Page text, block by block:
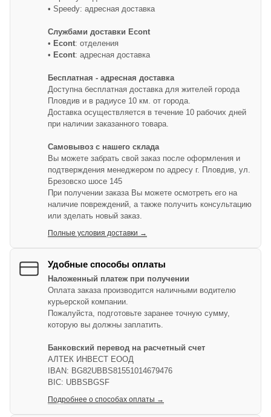
• Speedy: адресная доставка
Службами доставки Econt
• Econt: отделения
• Econt: адресная доставка
Бесплатная - адресная доставка
Доступна бесплатная доставка для жителей города
Пловдив и в радиусе 10 км. от города.
Доставка осуществляется в течение 10 рабочих дней
при наличии заказанного товара.
Самовывоз с нашего склада
Вы можете забрать свой заказ после оформления и
подтверждения менеджером по адресу г. Пловдив, ул.
Брезовско шосе 145
При получении заказа Вы можете осмотреть его на
наличие повреждений, а также получить консультацию
или зделать новый заказ.
Полные условия доставки →
Удобные способы оплаты
Наложенный платеж при получении
Оплата заказа производится наличными водителю
курьерской компании.
Пожалуйста, подготовьте заранее точную сумму,
которую вы должны заплатить.
Банковский перевод на расчетный счет
АЛТЕК ИНВЕСТ ЕООД
IBAN: BG82UBBS81551014679476
BIC: UBBSBGSF
Подробнее о способах оплаты →